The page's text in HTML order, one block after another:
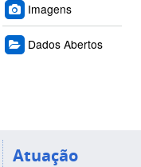
Imagens
Dados Abertos
Atuação